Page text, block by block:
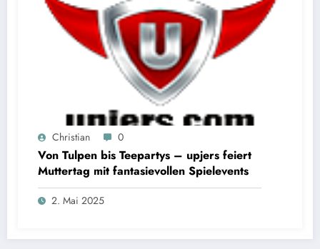
Christian 0
Von Tulpen bis Teepartys – upjers feiert
Muttertag mit fantasievollen Spielevents
2. Mai 2025